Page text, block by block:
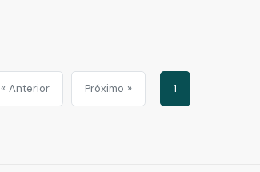
« Anterior Próximo » 1